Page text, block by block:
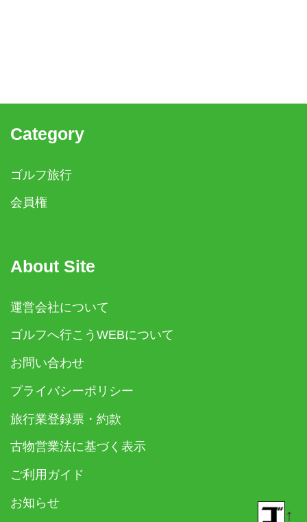
Category
ゴルフ旅行
会員権
About Site
運営会社について
ゴルフへ行こうWEBについて
お問い合わせ
プライバシーポリシー
旅行業登録票・約款
古物営業法に基づく表示
ご利用ガイド
お知らせ
↑